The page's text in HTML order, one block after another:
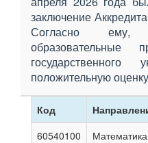
заключение
Согласно ему,
образовательные
государственного
положительную
Код
60540100
Математика